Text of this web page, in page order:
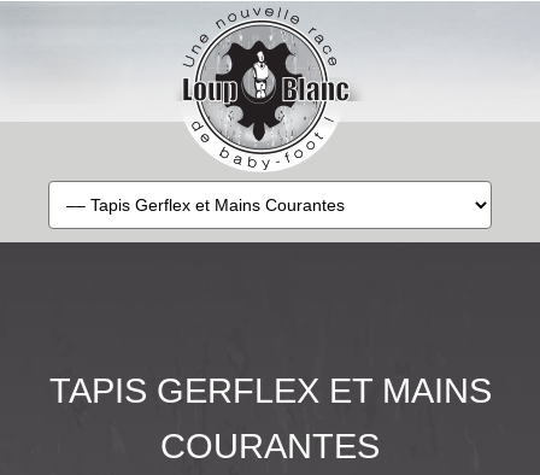
TAPIS GERFLEX ET MAINS
COURANTES